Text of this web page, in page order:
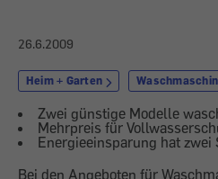
26.6.2009
Heim + Garten
Zwei günstige Modelle
Mehrpreis für
Energieeinsparung hat zwei
Bei den Angeboten für